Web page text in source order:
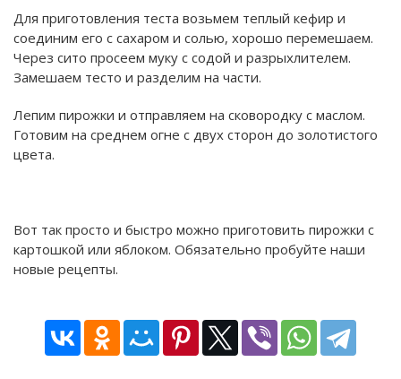
Для приготовления теста возьмем теплый кефир и
соединим его с сахаром и солью, хорошо перемешаем.
Через сито просеем муку с содой и разрыхлителем.
Замешаем тесто и разделим на части.
Лепим пирожки и отправляем на сковородку с маслом.
Готовим на среднем огне с двух сторон до золотистого
цвета.
Вот так просто и быстро можно приготовить пирожки с
картошкой или яблоком. Обязательно пробуйте наши
новые рецепты.